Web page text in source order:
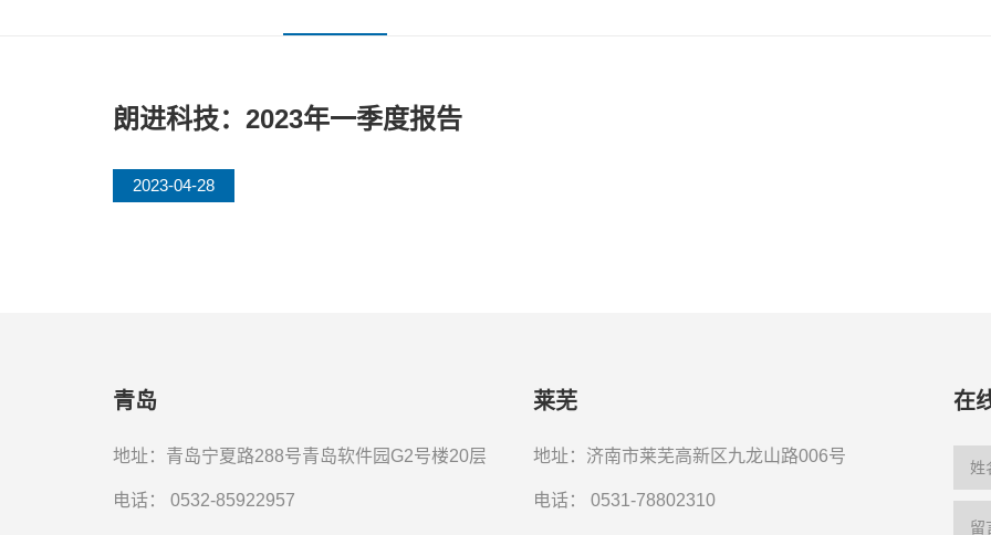
朗进科技：2023年一季度报告
2023-04-28
青岛
地址：青岛宁夏路288号青岛软件园G2号楼20层
电话： 0532-85922957
莱芜
地址：济南市莱芜高新区九龙山路006号
电话：0531-78802310
在